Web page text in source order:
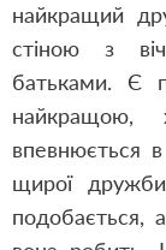
найкращий
стіною з
батьками. Є
впевнюється
щирої